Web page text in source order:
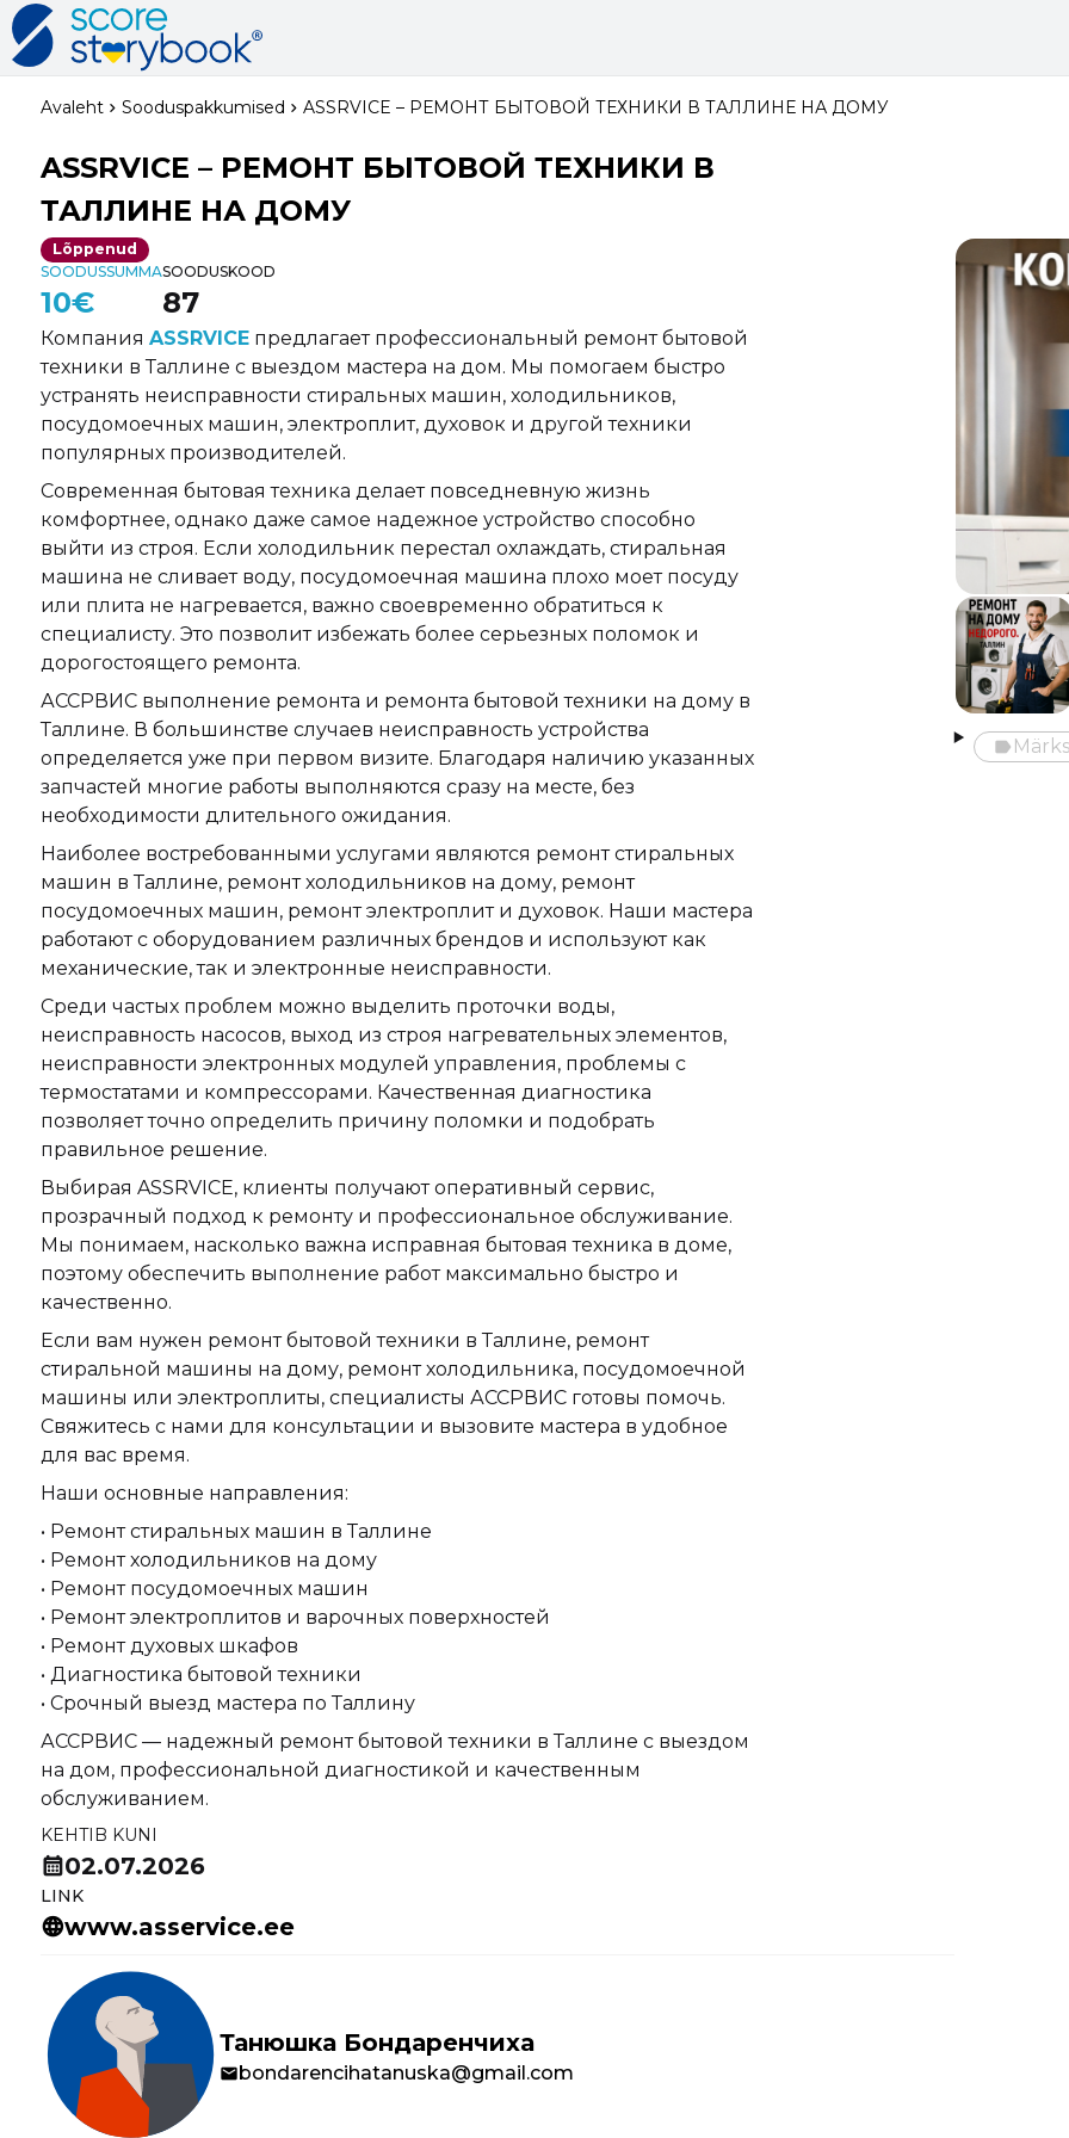
Avaleht Sooduspakkumised ASSRVICE – РЕМОНТ БЫТОВОЙ ТЕХНИКИ В ТАЛЛИНЕ НА ДОМУ
ASSRVICE – РЕМОНТ БЫТОВОЙ ТЕХНИКИ В
ТАЛЛИНЕ НА ДОМУ
Lõppenud
SOODUSSUMMA
10€
SOODUSKOOD
87
Компания ASSRVICEпредлагает профессиональный ремонт бытовой
техники в Таллине с выездом мастера на дом. Мы помогаем быстро
устранять неисправности стиральных машин, холодильников,
посудомоечных машин, электроплит, духовок и другой техники
популярных производителей.
Современная бытовая техника делает повседневную жизнь
комфортнее, однако даже самое надежное устройство способно
выйти из строя. Если холодильник перестал охлаждать, стиральная
машина не сливает воду, посудомоечная машина плохо моет посуду
или плита не нагревается, важно своевременно обратиться к
специалисту. Это позволит избежать более серьезных поломок и
дорогостоящего ремонта.
АССРВИС выполнение ремонта и ремонта бытовой техники на дому в
Таллине. В большинстве случаев неисправность устройства
определяется уже при первом визите. Благодаря наличию указанных
запчастей многие работы выполняются сразу на месте, без
необходимости длительного ожидания.
Наиболее востребованными услугами являются ремонт стиральных
машин в Таллине, ремонт холодильников на дому, ремонт
посудомоечных машин, ремонт электроплит и духовок. Наши мастера
работают с оборудованием различных брендов и используют как
механические, так и электронные неисправности.
Среди частых проблем можно выделить проточки воды,
неисправность насосов, выход из строя нагревательных элементов,
неисправности электронных модулей управления, проблемы с
термостатами и компрессорами. Качественная диагностика
позволяет точно определить причину поломки и подобрать
правильное решение.
Выбирая ASSRVICE, клиенты получают оперативный сервис,
прозрачный подход к ремонту и профессиональное обслуживание.
Мы понимаем, насколько важна исправная бытовая техника в доме,
поэтому обеспечить выполнение работ максимально быстро и
качественно.
Если вам нужен ремонт бытовой техники в Таллине, ремонт
стиральной машины на дому, ремонт холодильника, посудомоечной
машины или электроплиты, специалисты АССРВИС готовы помочь.
Свяжитесь с нами для консультации и вызовите мастера в удобное
для вас время.
Наши основные направления:
• Ремонт стиральных машин в Таллине
• Ремонт холодильников на дому
• Ремонт посудомоечных машин
• Ремонт электроплитов и варочных поверхностей
• Ремонт духовых шкафов
• Диагностика бытовой техники
• Срочный выезд мастера по Таллину
АССРВИС — надежный ремонт бытовой техники в Таллине с выездом
на дом, профессиональной диагностикой и качественным
обслуживанием.
KEHTIB KUNI
calendar_month02.07.2026
LINK
languagewww.asservice.ee
Autori
andmed
Танюшка Бондаренчиха
mailbondarencihatanuska@gmail.com
Galerii
label